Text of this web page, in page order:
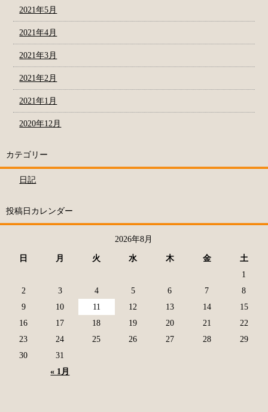
2021年5月
2021年4月
2021年3月
2021年2月
2021年1月
2020年12月
カテゴリー
日記
投稿日カレンダー
2026年8月
日 月 火 水 木 金 土
« 1月
1
2
3 4 5 6 7
8
9
10 11 12 13 14
15
16
17 18 19 20 21
22
23
24 25 26 27 28
29
30
31